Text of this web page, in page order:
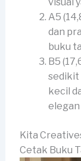
visual
A5
dan
buku
B5
sedikit
kecil
Kita
Cetak Buku